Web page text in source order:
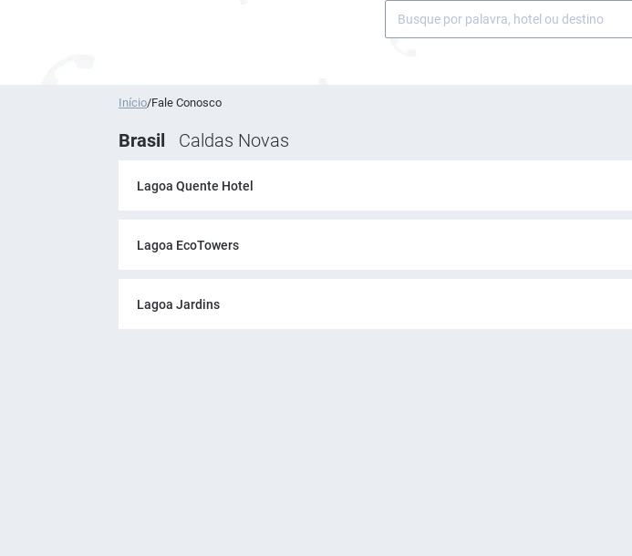
Início/Fale Conosco
Brasil Caldas Novas
Lagoa Quente Hotel
Lagoa EcoTowers
Lagoa Jardins